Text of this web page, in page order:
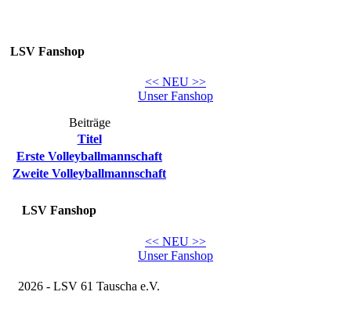
LSV Fanshop
<< NEU >>
Unser Fanshop
Beiträge
Titel
Erste Volleyballmannschaft
Zweite Volleyballmannschaft
LSV Fanshop
<< NEU >>
Unser Fanshop
2026 - LSV 61 Tauscha e.V.